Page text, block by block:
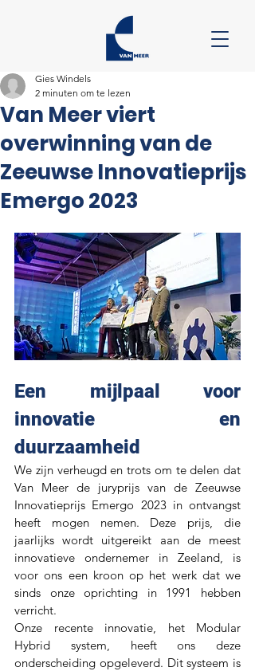
Van Meer viert
overwinning van de
Zeeuwse Innovatieprijs
Emergo 2023
Gies Windels
2 minuten om te lezen
Een mijlpaal voor
innovatie en
duurzaamheid
We zijn verheugd en trots om te delen dat
Van Meer de juryprijs van de Zeeuwse
Innovatieprijs Emergo 2023 in ontvangst
heeft mogen nemen. Deze prijs, die
jaarlijks wordt uitgereikt aan de meest
innovatieve ondernemer in Zeeland, is
voor ons een kroon op het werk dat we
sinds onze oprichting in 1991 hebben
verricht.
Onze recente innovatie, het Modular
Hybrid system, heeft ons deze
onderscheiding opgeleverd. Dit systeem is